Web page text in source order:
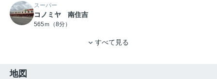
スーパー
コノミヤ 南住吉
565ｍ（8分）
すべて見る
地図